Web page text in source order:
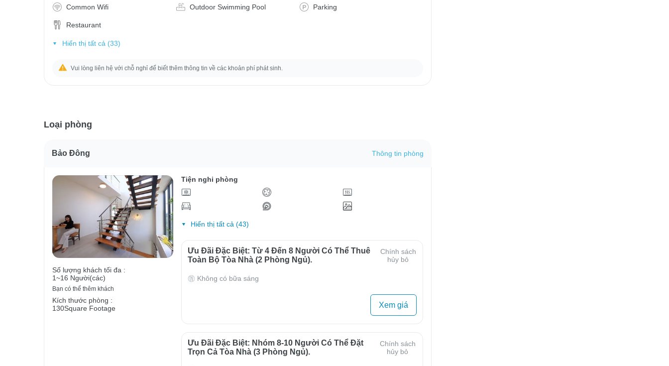
Common Wifi Outdoor Swimming Pool Parking
Restaurant
Hiển thị tất cả (33)
Vui lòng liên hệ với chỗ nghỉ để biết thêm thông tin về các khoản phí phát sinh.
Loại phòng
Bảo Đông Thông tin phòng
Số lượng khách tối đa :
1~16 Người(các)
Bạn có thể thêm khách
Kích thước phòng :
130Square Footage
Tiện nghi phòng
Hiển thị tất cả (43)
Ưu Đãi Đặc Biệt: Từ 4 Đến 8 Người Có Thể Thuê
Toàn Bộ Tòa Nhà (2 Phòng Ngủ).
Chính sách
hủy bỏ
Không có bữa sáng
Xem giá
Ưu Đãi Đặc Biệt: Nhóm 8-10 Người Có Thể Đặt
Trọn Cả Tòa Nhà (3 Phòng Ngủ).
Chính sách
hủy bỏ